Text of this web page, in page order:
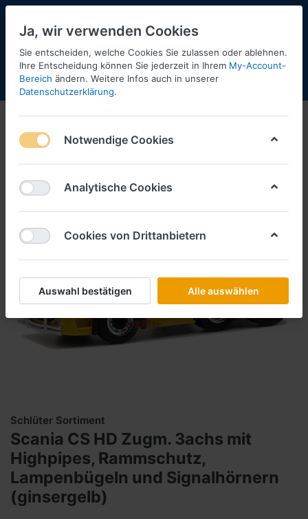
Menü Anmelden Shopaktualisierung
Schlüter Sortiment
Scania CS HD Zugm. 3achs mit
Highpipes, Rammschutz,
Lampenbügeln und Signalhörnern
(ginsergelb)
Ja, wir verwenden Cookies
Sie entscheiden, welche Cookies Sie zulassen oder ablehnen.
Ihre Entscheidung können Sie jederzeit in Ihrem My-Account-
Bereich ändern. Weitere Infos auch in unserer
Datenschutzerklärung.
Notwendige Cookies
Analytische Cookies
Cookies von Drittanbietern
Auswahl bestätigen Alle auswählen